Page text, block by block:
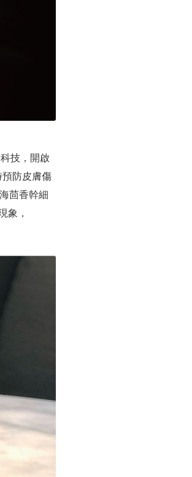
技，開啟
防皮膚傷
茴香幹細
象，